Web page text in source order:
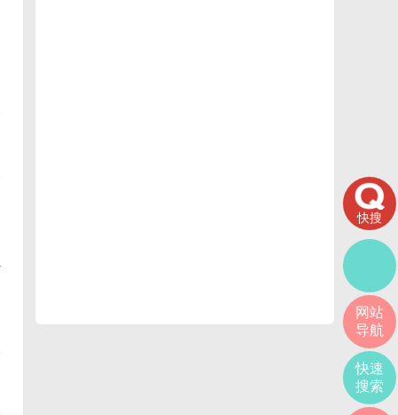
快搜
网站
导航
快速
搜索